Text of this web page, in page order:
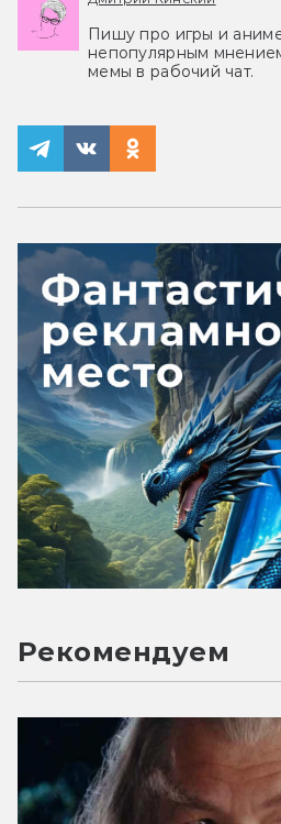
Пишу про игры и
непопулярным
мемы в рабочий чат.
Рекомендуем